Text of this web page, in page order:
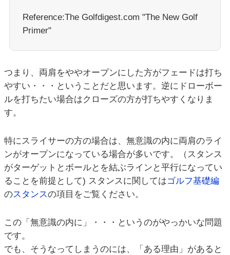
Reference:The Golfdigest.com "The New Golf
Primer"
つまり、両肩をややオープンにした方がフェードは打ち
やすい・・・ということだと思います。逆にドローボー
ルを打ちたい場合はクローズの方が打ちやすくなりま
す。
特にスライサーの方の場合は、無意識の内に両肩のライ
ンがオープンになっている場合が多いです。（スタンス
がターゲットとボールとを結ぶラインと平行になってい
ることを前提として) スタンスに関してはゴルフ基礎編
のスタンスの項目をご覧ください。
この「無意識の内に」・・・というのがやっかいな問題
です。
でも、そうなってしまうのには、「ある理由」があると